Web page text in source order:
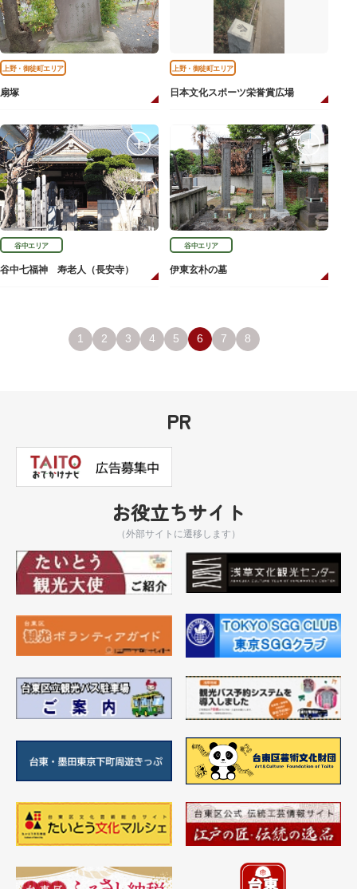
上野・御徒町エリア
扇塚
上野・御徒町エリア
日本文化スポーツ栄誉賞広場
谷中エリア
谷中七福神 寿老人（長安寺）
谷中エリア
伊東玄朴の墓
1 2 3 4 5 6 7 8
PR
お役立ちサイト
（外部サイトに遷移します）